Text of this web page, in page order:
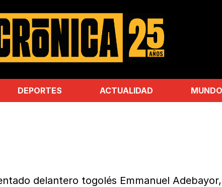
DEPORTES ACTUALIDAD MUNDO
delantero togolés Emmanuel